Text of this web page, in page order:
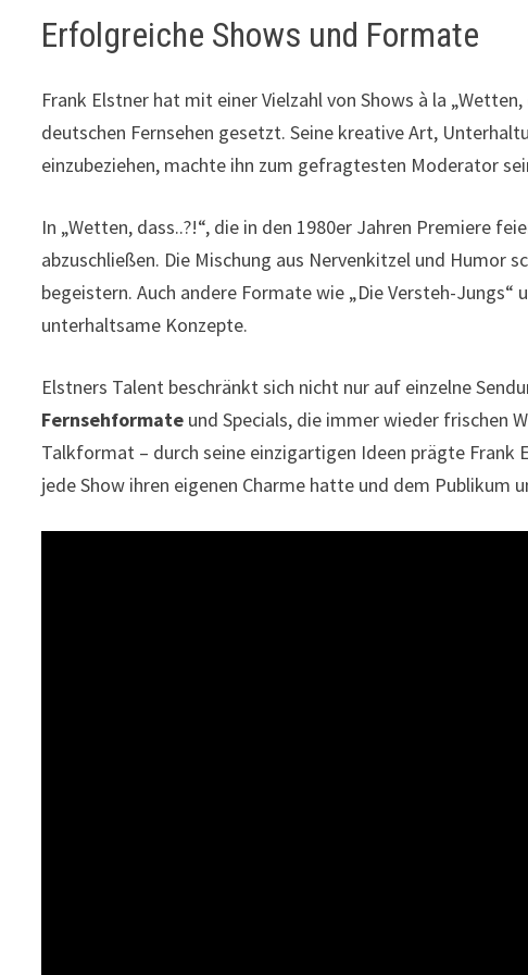
Erfolgreiche Shows und Formate
Frank Elstner hat mit einer Vielzahl von Shows à la
deutschen Fernsehen gesetzt. Seine kreative Art,
einzubeziehen, machte ihn zum gefragtesten Moderator
In „Wetten, dass..?!“, die in den 1980er Jahren Premiere
abzuschließen. Die Mischung aus Nervenkitzel und Humor
begeistern. Auch andere Formate wie „Die Versteh-Jungs“
unterhaltsame Konzepte.
Elstners Talent beschränkt sich nicht nur auf einzelne
Fernsehformate und Specials, die immer wieder frischen
Talkformat – durch seine einzigartigen Ideen prägte Frank
jede Show ihren eigenen Charme hatte und dem Publikum